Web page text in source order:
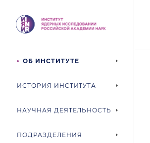
ОБ ИНСТИТУТЕ
ИСТОРИЯ ИНСТИТУТА
НАУЧНАЯ ДЕЯТЕЛЬНОСТЬ
ПОДРАЗДЕЛЕНИЯ